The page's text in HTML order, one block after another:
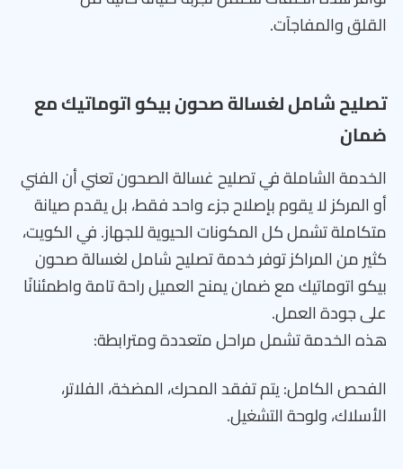
القلق والمفاجآت.
تصليح شامل لغسالة صحون بيكو اتوماتيك مع
ضمان
الخدمة الشاملة في تصليح غسالة الصحون تعني أن الفني
أو المركز لا يقوم بإصلاح جزء واحد فقط، بل يقدم صيانة
متكاملة تشمل كل المكونات الحيوية للجهاز. في الكويت،
كثير من المراكز توفر خدمة تصليح شامل لغسالة صحون
بيكو اتوماتيك مع ضمان يمنح العميل راحة تامة واطمئنانًا
على جودة العمل.
هذه الخدمة تشمل مراحل متعددة ومترابطة:
الفحص الكامل: يتم تفقد المحرك، المضخة، الفلاتر،
الأسلاك، ولوحة التشغيل.